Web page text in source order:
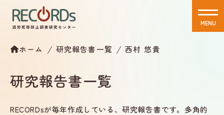
MENU
ホーム 研究報告書一覧 西村 悠貴
研究報告書一覧
RECORDsが毎年作成している、研究報告書です。多角的